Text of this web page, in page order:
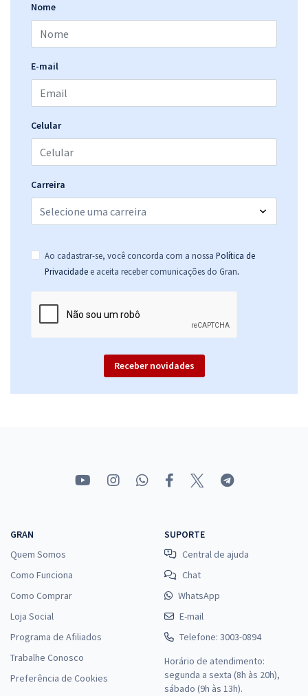
Nome
E-mail
Celular
Carreira
Ao cadastrar-se, você concorda com a nossa Política de
Privacidade e aceita receber comunicações do Gran.
Receber novidades
GRAN
Quem Somos
Como Funciona
Como Comprar
Loja Social
Programa de Afiliados
Trabalhe Conosco
Preferência de Cookies
SUPORTE
Central de ajuda
Chat
WhatsApp
E-mail
Telefone: 3003-0894
Horário de atendimento:
segunda a sexta (8h às 20h),
sábado (9h às 13h).